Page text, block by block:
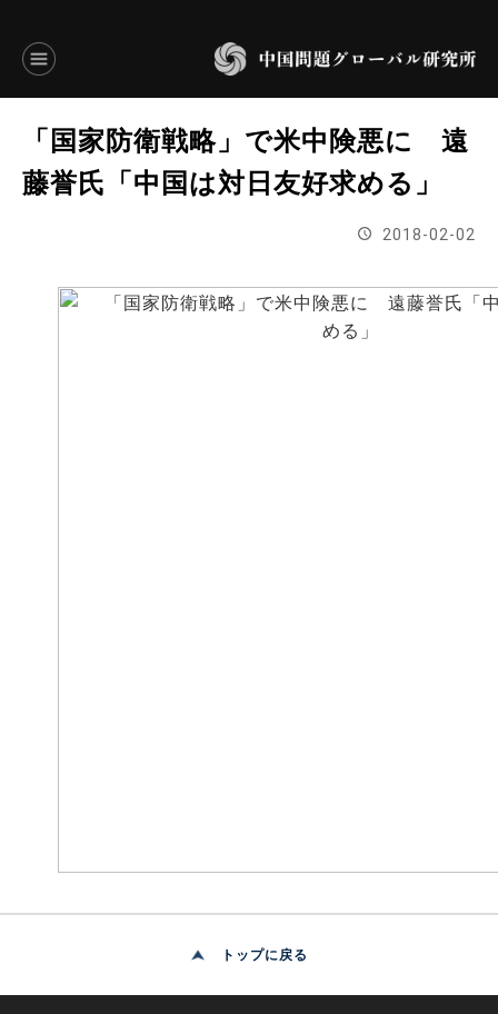
言語別アーカイブ
ENGLISH
「国家防衛戦略」で米中険悪に 遠
藤誉氏「中国は対日友好求める」
2018-02-02
トップに戻る